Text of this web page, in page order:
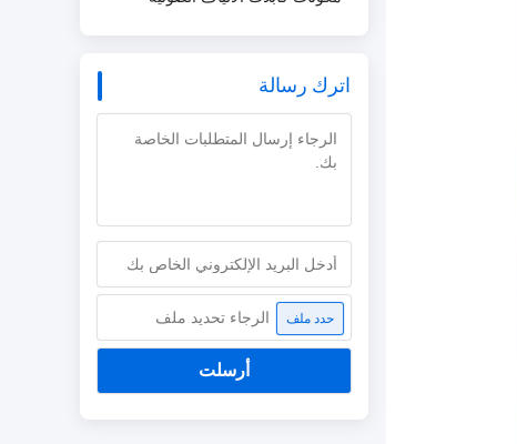
اترك رسالة
حدد ملف الرجاء تحديد ملف
أرسلت